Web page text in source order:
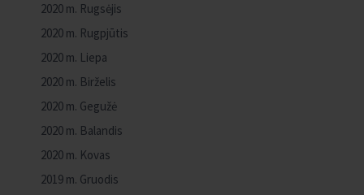
2020 m. Rugsėjis
2020 m. Rugpjūtis
2020 m. Liepa
2020 m. Birželis
2020 m. Gegužė
2020 m. Balandis
2020 m. Kovas
2019 m. Gruodis